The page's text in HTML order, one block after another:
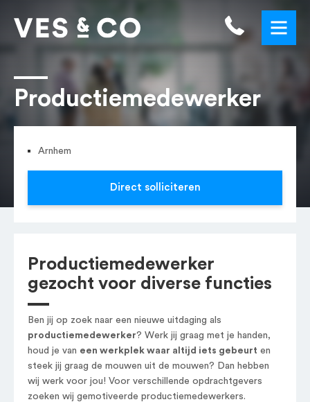
Productiemedewerker
Arnhem
Direct solliciteren
Productiemedewerker
gezocht voor diverse functies
Ben jij op zoek naar een nieuwe uitdaging als
productiemedewerker? Werk jij graag met je handen,
houd je van een werkplek waar altijd iets gebeurt en
steek jij graag de mouwen uit de mouwen? Dan hebben
wij werk voor jou! Voor verschillende opdrachtgevers
zoeken wij gemotiveerde productiemedewerkers.